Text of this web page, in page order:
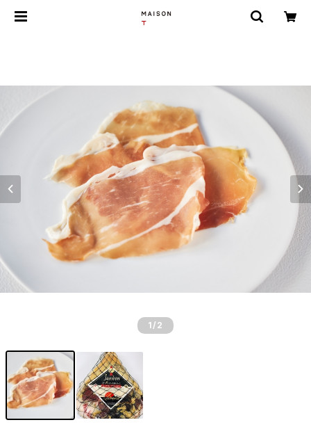
1 /2